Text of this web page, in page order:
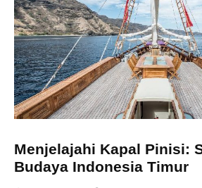
Menjelajahi Kapal Pinisi:
Budaya Indonesia Timur